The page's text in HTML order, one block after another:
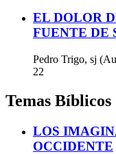
EL DOLOR
FUENTE DE
Pedro Trigo, sj
22
Temas Bíblicos
LOS
OCCIDENTE